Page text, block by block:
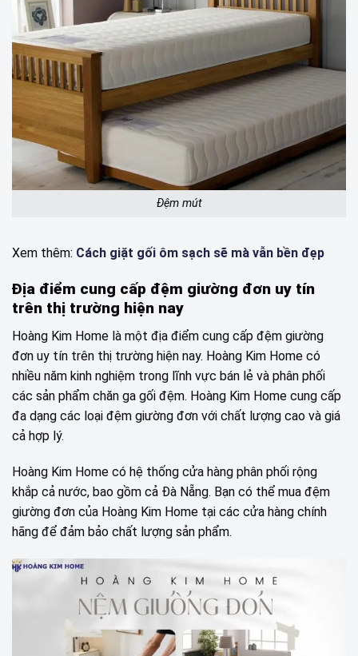
Đệm mút
Xem thêm: Cách giặt gối ôm sạch sẽ mà vẫn bền đẹp
Địa điểm cung cấp đệm giường đơn uy tín
trên thị trường hiện nay
Hoàng Kim Home là một địa điểm cung cấp đệm giường
đơn uy tín trên thị trường hiện nay. Hoàng Kim Home có
nhiều năm kinh nghiệm trong lĩnh vực bán lẻ và phân phối
các sản phẩm chăn ga gối đệm. Hoàng Kim Home cung cấp
đa dạng các loại đệm giường đơn với chất lượng cao và giá
cả hợp lý.
Hoàng Kim Home có hệ thống cửa hàng phân phối rộng
khắp cả nước, bao gồm cả Đà Nẵng. Bạn có thể mua đệm
giường đơn của Hoàng Kim Home tại các cửa hàng chính
hãng để đảm bảo chất lượng sản phẩm.